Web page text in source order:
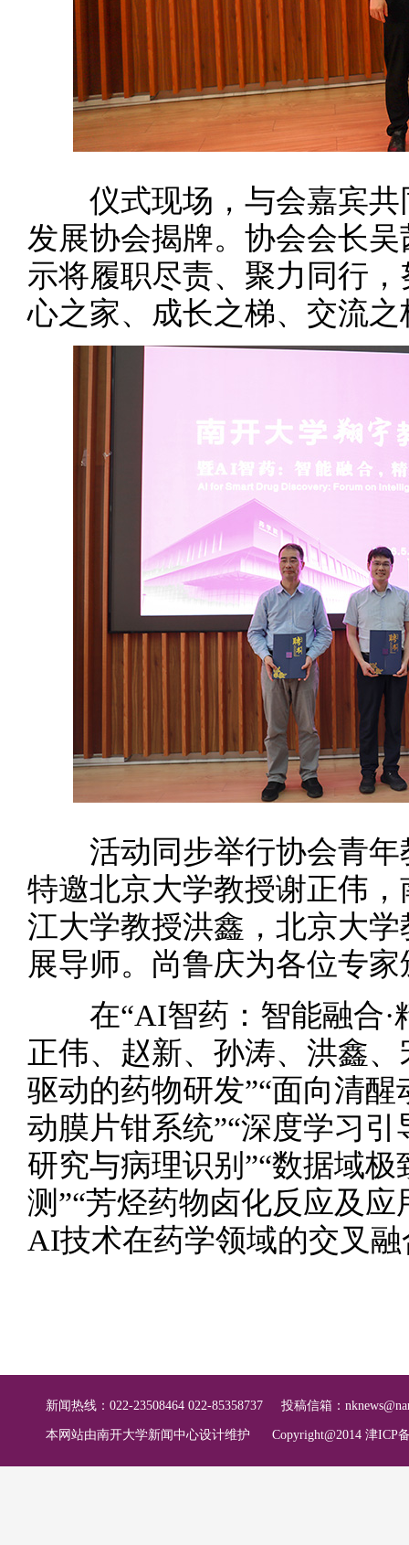
仪式现场，与会嘉宾共
发展协会揭牌。协会会长
示将履职尽责、聚力同行
心之家、成长之梯、交流之
活动同步举行协会青年
特邀北京大学教授谢正伟
江大学教授洪鑫，北京大
展导师。尚鲁庆为各位专
在“AI智药：智能融合·
正伟、赵新、孙涛、洪鑫
驱动的药物研发”“面向清
动膜片钳系统”“深度学习
研究与病理识别”“数据域
测”“芳烃药物卤化反应及
AI技术在药学领域的交叉
新闻热线：022-23508464 022-85358737 投稿信箱：
本网站由南开大学新闻中心设计维护 Copyright@2014 津ICP